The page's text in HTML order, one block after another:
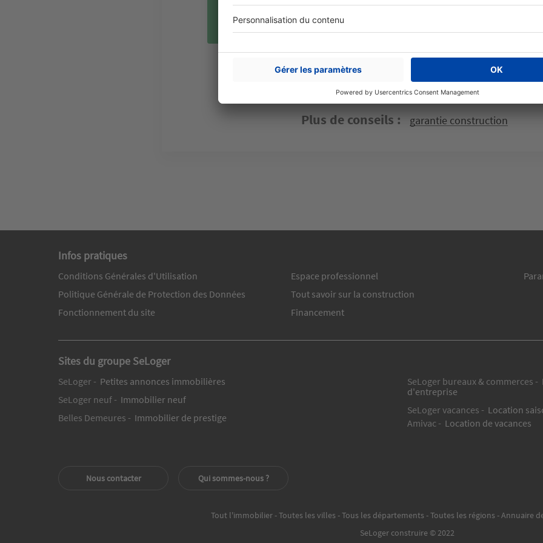
vous vous acquitterez de la facture dans la limite du prix initial. Le
prendra à sa charge le supplément.
Plus de conseils garantie construction
Infos pratiques
Conditions Générales d'Utilisation
Politique Générale de Protection des Données
Fonctionnement du site
Espace professionnel
Tout savoir sur la construction
Financement
Sites du groupe SeLoger
SeLoger - Petites annonces immobilières
SeLoger neuf - Immobilier neuf
Belles Demeures - Immobilier de prestige
SeLoger bureaux & commerces -
d'entreprise
SeLoger vacances - Location
Amivac - Location de vacances
Nous contacter Qui sommes-nous ?
Tout l'immobilier Toutes les villes Tous les départements Toutes les régions
Annuaire
SeLoger construire © 2022